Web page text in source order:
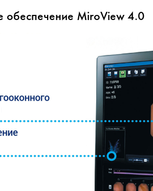
обеспечение MiroView 4.0